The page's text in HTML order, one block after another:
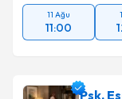
11 Ağu
11:00
Psk.